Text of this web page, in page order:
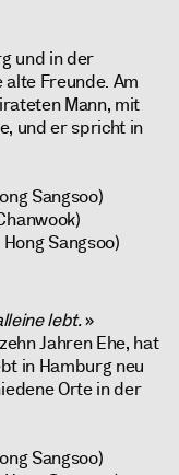
und in der
Freunde. Am
Mann, mit
und er spricht in
Sangsoo)
Hong Sangsoo)
lebt.»
Jahren Ehe, hat
in Hamburg neu
Orte in der
Sangsoo)